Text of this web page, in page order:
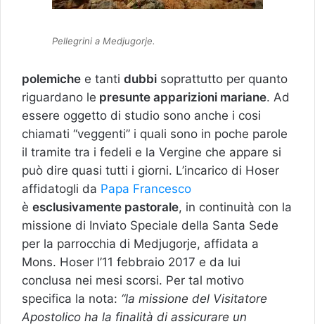
Pellegrini a Medjugorje.
polemiche e tanti dubbi soprattutto per quanto
riguardano le presunte apparizioni mariane. Ad
essere oggetto di studio sono anche i cosi
chiamati “veggenti” i quali sono in poche parole
il tramite tra i fedeli e la Vergine che appare si
può dire quasi tutti i giorni. L’incarico di Hoser
affidatogli da Papa Francesco
è esclusivamente pastorale, in continuità con la
missione di Inviato Speciale della Santa Sede
per la parrocchia di Medjugorje, affidata a
Mons. Hoser l’11 febbraio 2017 e da lui
conclusa nei mesi scorsi. Per tal motivo
specifica la nota: “la missione del Visitatore
Apostolico ha la finalità di assicurare un